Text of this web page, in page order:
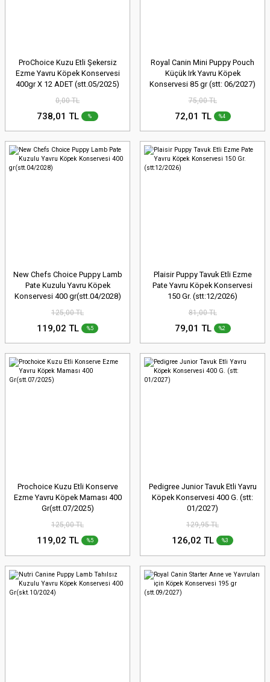
ProChoice Kuzu Etli Şekersiz
Ezme Yavru Köpek Konservesi
400gr X 12 ADET (stt.05/2025)
0,00 TL
738,01 TL %
Royal Canin Mini Puppy Pouch
Küçük Irk Yavru Köpek
Konservesi 85 gr (stt: 06/2027)
75,00 TL
72,01 TL %4
New Chefs Choice Puppy Lamb
Pate Kuzulu Yavru Köpek
Konservesi 400 gr(stt.04/2028)
125,00 TL
119,02 TL %5
Plaisir Puppy Tavuk Etli Ezme
Pate Yavru Köpek Konservesi
150 Gr. (stt:12/2026)
81,00 TL
79,01 TL %2
Prochoice Kuzu Etli Konserve
Ezme Yavru Köpek Maması 400
Gr(stt.07/2025)
125,00 TL
119,02 TL %5
Pedigree Junior Tavuk Etli Yavru
Köpek Konservesi 400 G. (stt:
01/2027)
129,95 TL
126,02 TL %3